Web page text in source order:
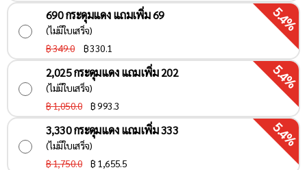
690 กระดุมแดง แถมเพิ่ม 69
(ไม่มีใบเสร็จ)
฿ 349.0
฿330.1
5.4%
2,025 กระดุมแดง แถมเพิ่ม 202
(ไม่มีใบเสร็จ)
฿ 1,050.0
฿993.3
5.4%
3,330 กระดุมแดง แถมเพิ่ม 333
(ไม่มีใบเสร็จ)
฿ 1,750.0
฿ 1,655.5
5.4%